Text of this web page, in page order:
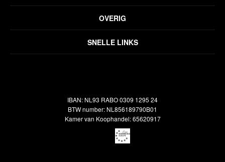
SNELLE LINKS
OVERIG
Inspiratie
Veelgestelde vragen
Disclaimer
Verzendbeleid
IBAN: NL93 RABO 0309 1295 24
BTW number: NL856189790B01
Kamer van Koophandel: 65620917